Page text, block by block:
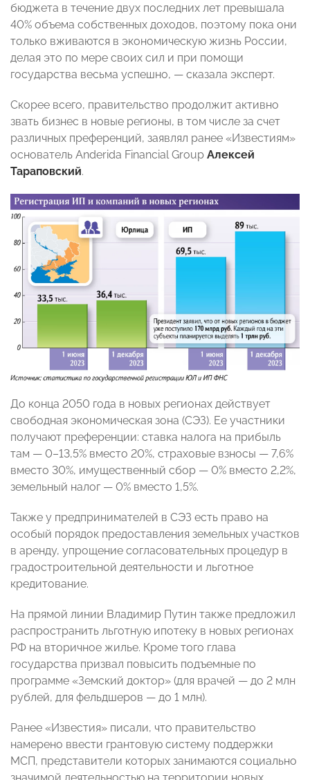
бюджета в течение двух последних лет превышала
40% объема собственных доходов, поэтому пока они
только вживаются в экономическую жизнь России,
делая это по мере своих сил и при помощи
государства весьма успешно, — сказала эксперт.
Скорее всего, правительство продолжит активно
звать бизнес в новые регионы, в том числе за счет
различных преференций, заявлял ранее «Известиям»
основатель Anderida Financial Group Алексей
Тараповский.
До конца 2050 года в новых регионах действует
свободная экономическая зона (СЭЗ). Ее участники
получают преференции: ставка налога на прибыль
там — 0–13,5% вместо 20%, страховые взносы — 7,6%
вместо 30%, имущественный сбор — 0% вместо 2,2%,
земельный налог — 0% вместо 1,5%.
Также у предпринимателей в СЭЗ есть право на
особый порядок предоставления земельных участков
в аренду, упрощение согласовательных процедур в
градостроительной деятельности и льготное
кредитование.
На прямой линии Владимир Путин также предложил
распространить льготную ипотеку в новых регионах
РФ на вторичное жилье. Кроме того глава
государства призвал повысить подъемные по
программе «Земский доктор» (для врачей — до 2 млн
рублей, для фельдшеров — до 1 млн).
Ранее «Известия» писали, что правительство
намерено ввести грантовую систему поддержки
МСП, представители которых занимаются социально
значимой деятельностью на территории новых